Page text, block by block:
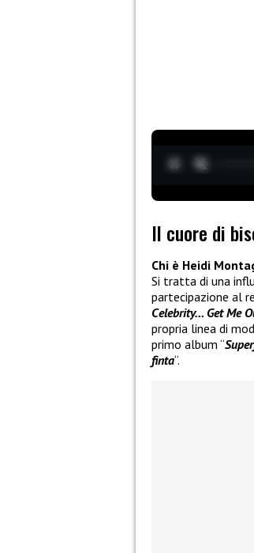
Il cuore di
Chi è Heidi
Si tratta di una
partecipazione al
Celebrity… Get Me
propria linea di
primo album “
finta“.